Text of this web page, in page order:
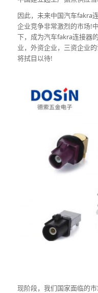
因此，未来中国汽车fakra
企业竞争非常激烈的市场!
下，成为汽车fakra连接器
业，外资企业，三资企业
将拭目以待!
现阶段，我们国家面临的市